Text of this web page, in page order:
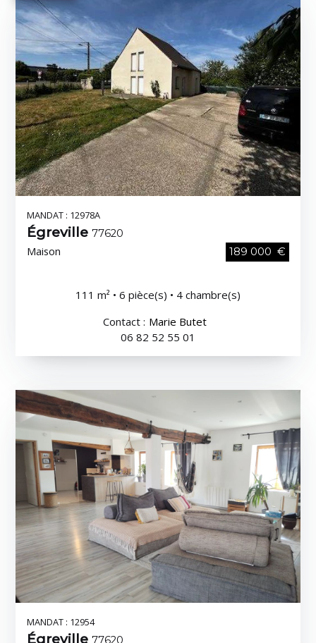
MANDAT : 12978A
Égreville77620
Maison 189 000 €
111 m² • 6 pièce(s) • 4 chambre(s)
Contact : Marie Butet
06 82 52 55 01
MANDAT : 12954
Égreville77620